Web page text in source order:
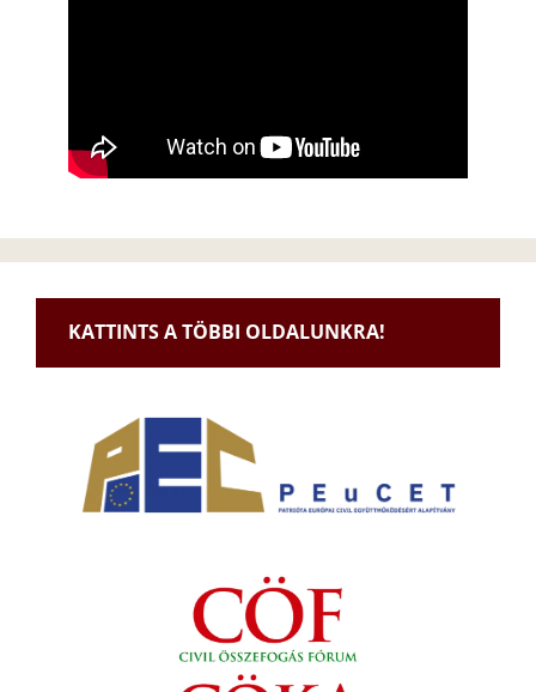
KATTINTS A TÖBBI OLDALUNKRA!